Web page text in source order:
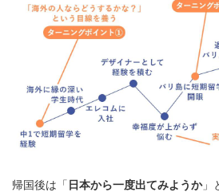
帰国後は「 日本から一度出てみようか」